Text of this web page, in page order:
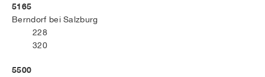
5165
Berndorf bei Salzburg
228
320
5500